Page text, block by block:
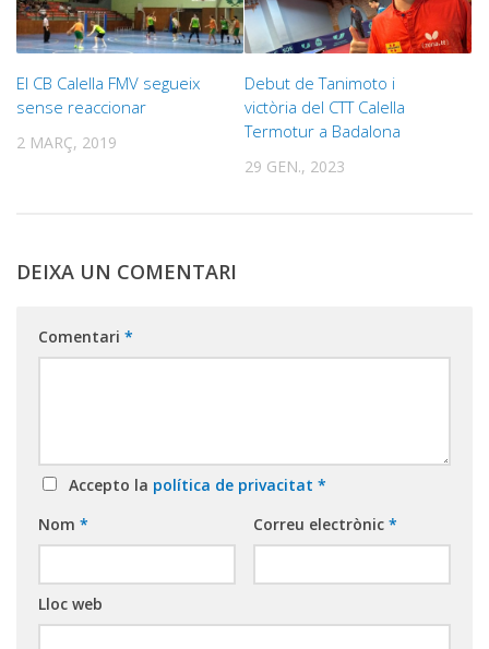
El CB Calella FMV segueix
sense reaccionar
2 MARÇ, 2019
Debut de Tanimoto i
victòria del CTT Calella
Termotur a Badalona
29 GEN., 2023
DEIXA UN COMENTARI
Comentari *
Accepto la política de privacitat *
Nom * Correu electrònic *
Lloc web